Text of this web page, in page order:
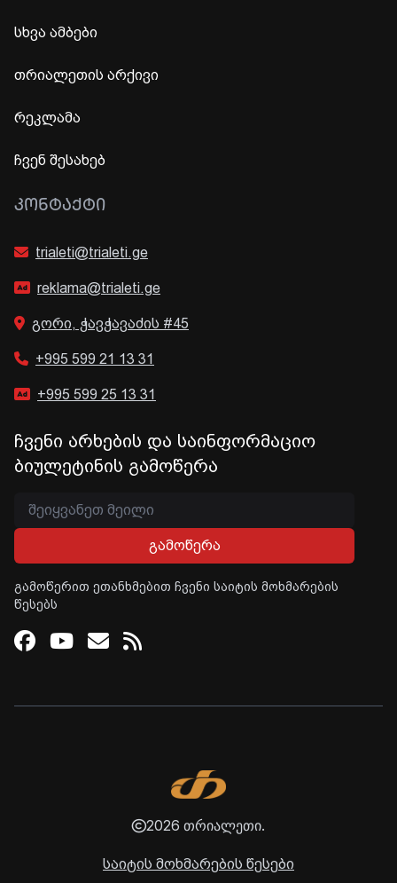
სხვა ამბები
თრიალეთის არქივი
რეკლამა
ჩვენ შესახებ
ᲙᲝᲜᲢᲐᲥᲢᲘ
trialeti@trialeti.ge
reklama@trialeti.ge
გორი, ჭავჭავაძის #45
+995 599 21 13 31
+995 599 25 13 31
ჩვენი არხების და საინფორმაციო
ბიულეტინის გამოწერა
გამოწერა
გამოწერით ეთანხმებით ჩვენი საიტის მოხმარების
წესებს
Facebook
Youtube
Email
RSS
2026 თრიალეთი.
საიტის მოხმარების წესები